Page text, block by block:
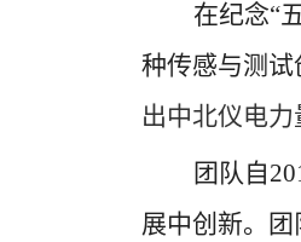
在纪念“
种传感与测试
出中北仪电力
团队自
展中创新。